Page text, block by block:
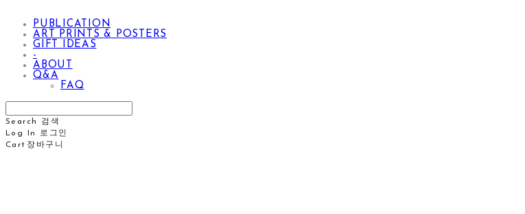
PUBLICATION
ART PRINTS & POSTERS
GIFT IDEAS
-
ABOUT
Q&A
FAQ
Search
검색
Log In
로그인
Cart 장바구니